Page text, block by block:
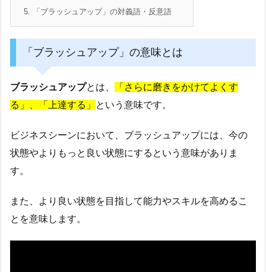
5. 「ブラッシュアップ」の対義語・反意語
「ブラッシュアップ」の意味とは
ブラッシュアップとは、
「さらに磨きをかけてよくす
る」、「上達する」
という意味です。
ビジネスシーンにおいて、ブラッシュアップには、今の
状態やよりもっと良い状態にするという意味がありま
す。
また、より良い状態を目指して能力やスキルを高めるこ
とを意味します。